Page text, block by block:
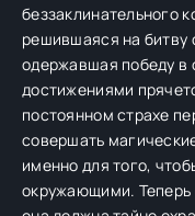
беззаклинательного
решившаяся на битву
одержавшая победу в
достижениями
постоянном страхе
совершать
именно для того,
окружающими. Теперь